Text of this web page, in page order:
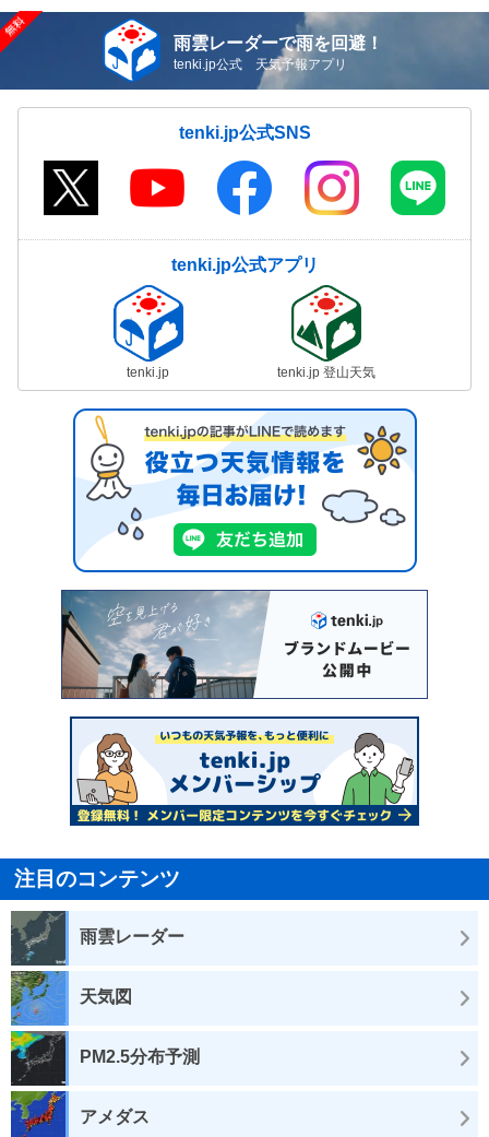
雨雲レーダーで雨を回避！
tenki.jp公式 天気予報アプリ
tenki.jp公式SNS
tenki.jp公式アプリ
tenki.jp tenki.jp 登山天気
注目のコンテンツ
雨雲レーダー
天気図
PM2.5分布予測
アメダス